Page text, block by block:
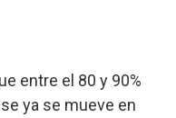
entre el 80 y 90%
ya se mueve en